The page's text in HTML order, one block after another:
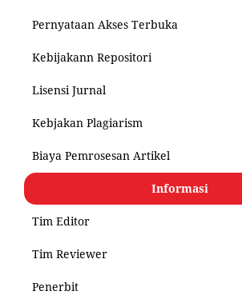
Pernyataan Akses Terbuka
Kebijakann Repositori
Lisensi Jurnal
Kebjakan Plagiarism
Biaya Pemrosesan Artikel
Informasi
Tim Editor
Tim Reviewer
Penerbit